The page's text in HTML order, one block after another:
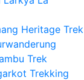
Heritage Trek
Trek
Trekking